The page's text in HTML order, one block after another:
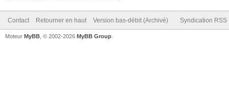
Contact Retourner en haut Version bas-débit (Archivé) Syndication RSS
Moteur MyBB , © 2002-2026 MyBB Group